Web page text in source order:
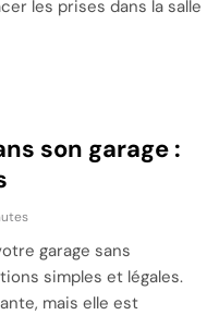
les prises dans la salle
son garage :
garage sans
simples et légales.
mais elle est